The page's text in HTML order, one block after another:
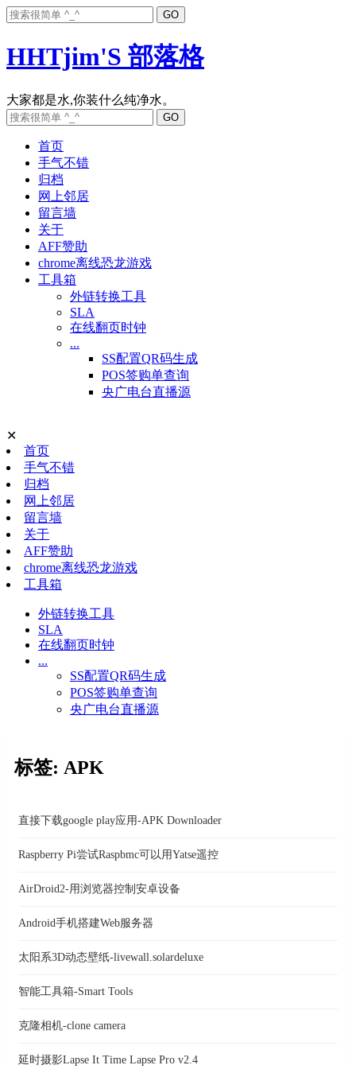
HHTjim'S 部落格
首页
手气不错
归档
网上邻居
留言墙
关于
AFF赞助
chrome离线恐龙游戏
工具箱
外链转换工具
SLA
在线翻页时钟
...
SS配置QR码生成
POS签购单查询
央广电台直播源
✕
首页
手气不错
归档
网上邻居
留言墙
关于
AFF赞助
chrome离线恐龙游戏
工具箱
外链转换工具
SLA
在线翻页时钟
...
SS配置QR码生成
POS签购单查询
央广电台直播源
标签: APK
直接下载google play应用-APK Downloader
Raspberry Pi尝试Raspbmc可以用Yatse遥控
AirDroid2-用浏览器控制安卓设备
Android手机搭建Web服务器
太阳系3D动态壁纸-livewall.solardeluxe
智能工具箱-Smart Tools
克隆相机-clone camera
延时摄影Lapse It Time Lapse Pro v2.4